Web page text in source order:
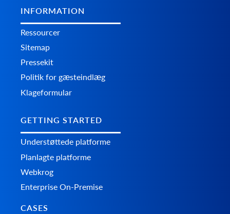
INFORMATION
Ressourcer
Sitemap
Pressekit
Politik for gæsteindlæg
Klageformular
GETTING STARTED
Understøttede platforme
Planlagte platforme
Webkrog
Enterprise On-Premise
CASES